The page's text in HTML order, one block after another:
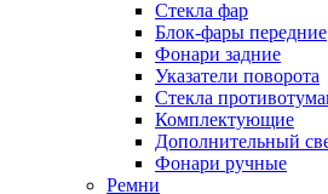
Стекла фар
Блок-фары передние
Фонари задние
Указатели поворота
Стекла
Комплектующие
Дополнительный
Фонари ручные
Ремни